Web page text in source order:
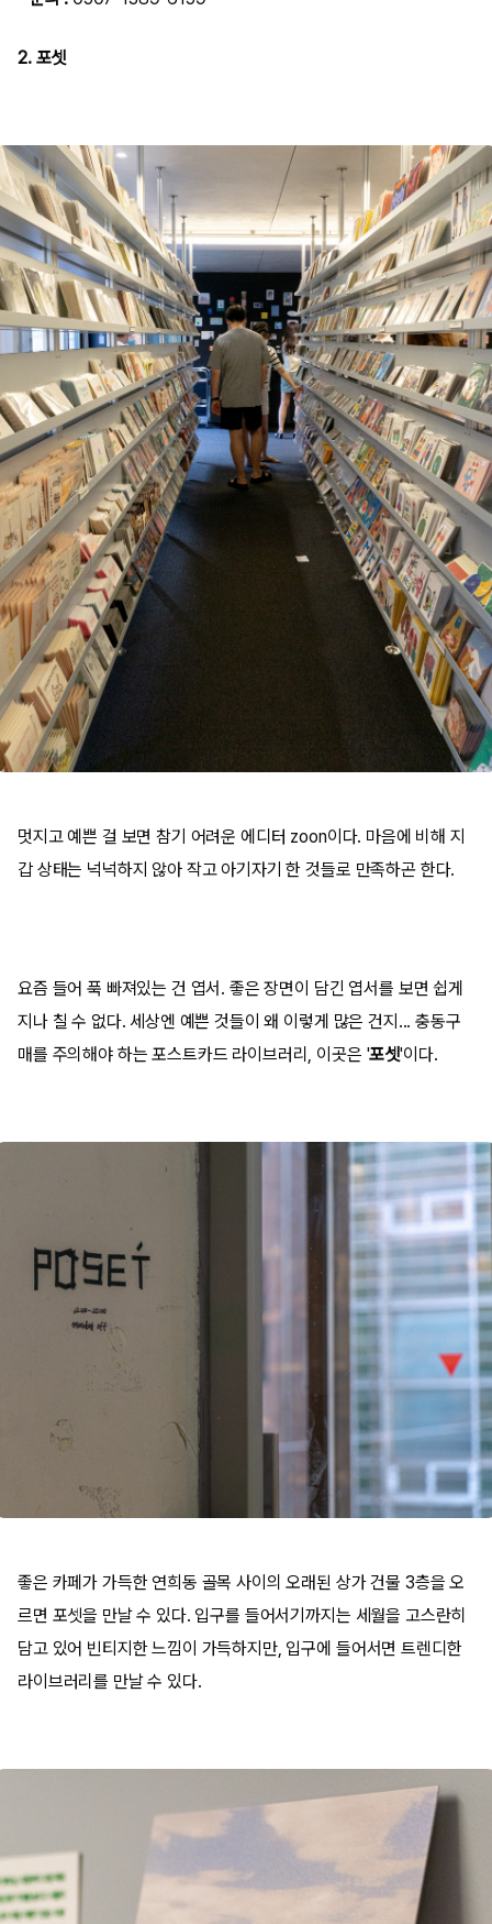
2. 포셋
멋지고 예쁜 걸 보면 참기 어려운 에디터 zoon이다. 마음에 비해 지
갑 상태는 넉넉하지 않아 작고 아기자기 한 것들로 만족하곤 한다.
요즘 들어 푹 빠져있는 건 엽서. 좋은 장면이 담긴 엽서를 보면 쉽게
지나 칠 수 없다. 세상엔 예쁜 것들이 왜 이렇게 많은 건지... 충동구
매를 주의해야 하는 포스트카드 라이브러리, 이곳은 '포셋'이다.
좋은 카페가 가득한 연희동 골목 사이의 오래된 상가 건물 3층을 오
르면 포셋을 만날 수 있다. 입구를 들어서기까지는 세월을 고스란히
담고 있어 빈티지한 느낌이 가득하지만, 입구에 들어서면 트렌디한
라이브러리를 만날 수 있다.